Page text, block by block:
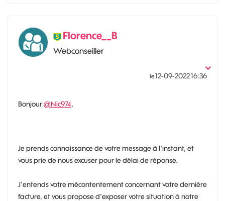
Florence__B
Webconseiller
le‎12-09-202216:36
Bonjour@Nic974,
Je prends connaissance de votre message à l'instant, et
vous prie de nous excuser pour le délai de réponse.
J'entends votre mécontentement concernant votre dernière
facture, et vous propose d'exposer votre situation à notre